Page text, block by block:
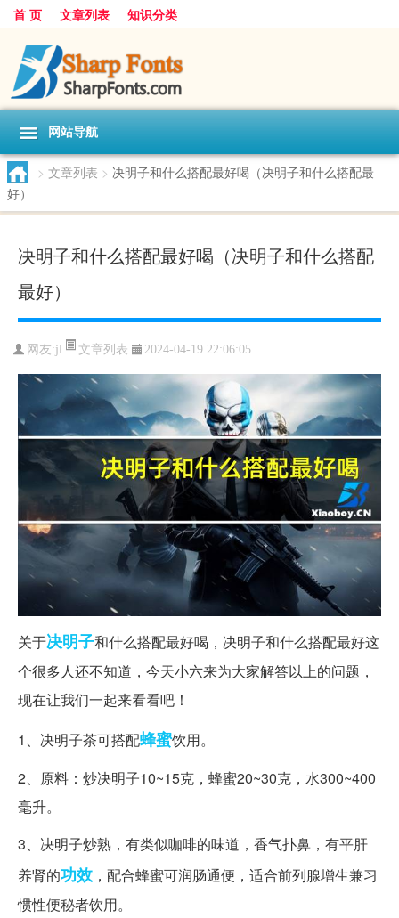
首 页 文章列表 知识分类
网站导航
> 文章列表 > 决明子和什么搭配最好喝（决明子和什么搭配最
好）
决明子和什么搭配最好喝（决明子和什么搭配
最好）
网友:jl 文章列表 2024-04-19 22:06:05
关于决明子和什么搭配最好喝，决明子和什么搭配最好这
个很多人还不知道，今天小六来为大家解答以上的问题，
现在让我们一起来看看吧！
1、决明子茶可搭配蜂蜜饮用。
2、原料：炒决明子10~15克，蜂蜜20~30克，水300~400
毫升。
3、决明子炒熟，有类似咖啡的味道，香气扑鼻，有平肝
养肾的功效 ，配合蜂蜜可润肠通便，适合前列腺增生兼习
惯性便秘者饮用。